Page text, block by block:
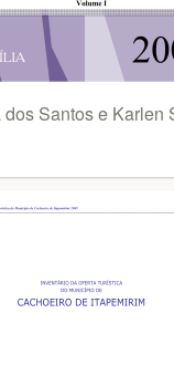
Santos e Karlen